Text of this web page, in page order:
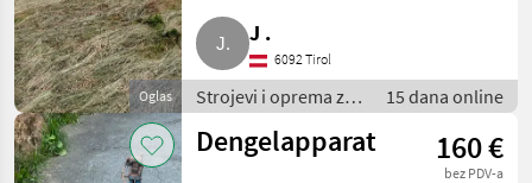
Oglas
J .
6092 Tirol
Strojevi i oprema za
travu i baliranje /
Brdski strojevi
15 dana online
Dengelapparat 160 €
bez PDV-a